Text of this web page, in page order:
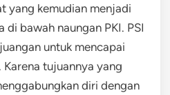
yang kemudian menjadi
bawah naungan PKI. PSI
untuk mencapai
Karena tujuannya yang
diri dengan